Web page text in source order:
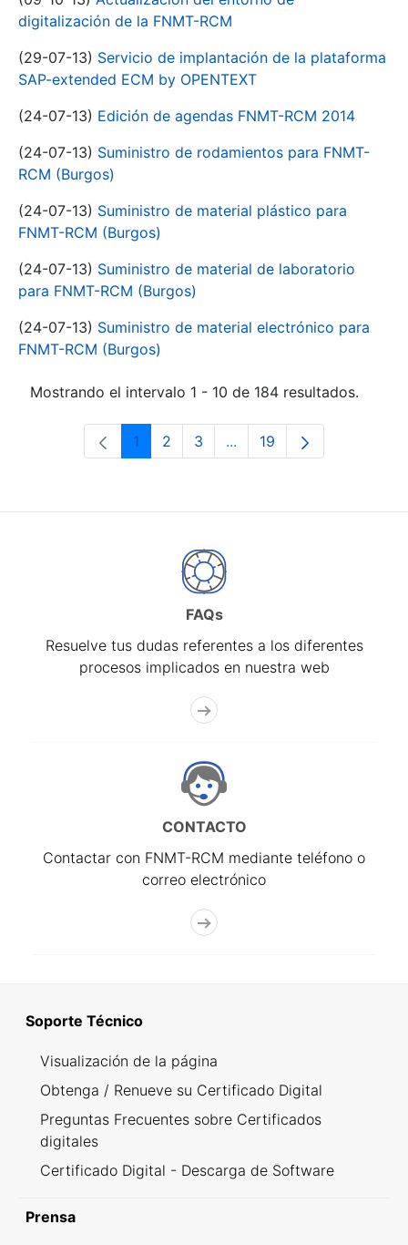
digitalización de la FNMT-RCM
(29-07-13) Servicio de implantación de la plataforma
SAP-extended ECM by OPENTEXT
(24-07-13) Edición de agendas FNMT-RCM 2014
(24-07-13) Suministro de rodamientos para FNMT-
RCM (Burgos)
(24-07-13) Suministro de material plástico para
FNMT-RCM (Burgos)
(24-07-13) Suministro de material de laboratorio
para FNMT-RCM (Burgos)
(24-07-13) Suministro de material electrónico para
FNMT-RCM (Burgos)
Mostrando el intervalo 1 - 10 de 184 resultados.
Página
1 Página
2 Página
3 ...Páginas intermedias Use
Página
19
FAQs
Resuelve tus dudas referentes a los diferentes
procesos implicados en nuestra web
CONTACTO
Contactar con FNMT-RCM mediante teléfono o
correo electrónico
Soporte Técnico
Visualización de la página
Obtenga / Renueve su Certificado Digital
Preguntas Frecuentes sobre Certificados
digitales
Certificado Digital - Descarga de Software
Prensa